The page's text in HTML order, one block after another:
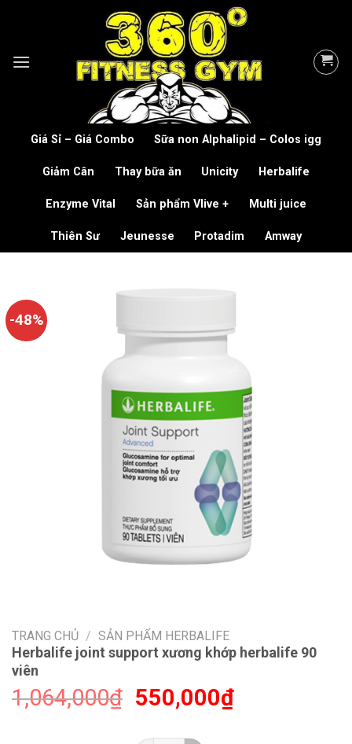
Giá Sỉ – Giá Combo Sữa non Alphalipid – Colos igg
Giảm Cân Thay bữa ăn Unicity Herbalife
Enzyme Vital Sản phẩm Vlive + Multi juice
Thiên Sư Jeunesse Protadim Amway
-48%
TRANG CHỦ / SẢN PHẨM HERBALIFE
Herbalife joint support xương khớp herbalife 90
viên
1,064,000₫ Giá
550,000₫Giá